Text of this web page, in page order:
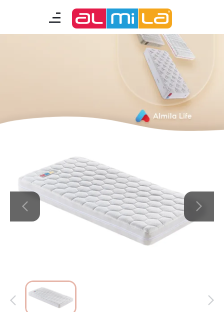
genç odası
akıllı mobilyalar
Almila Blog
Almila Kariyer
Almila Life Concept
Bilgi Toplumu Hizmetleri
Bize Ulaşın
En Yakın Almila
Kataloglar
İnsan Kaynakları